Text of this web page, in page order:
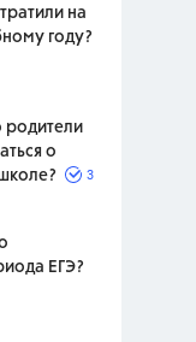
на
году?
родители
о
3
ЕГЭ?